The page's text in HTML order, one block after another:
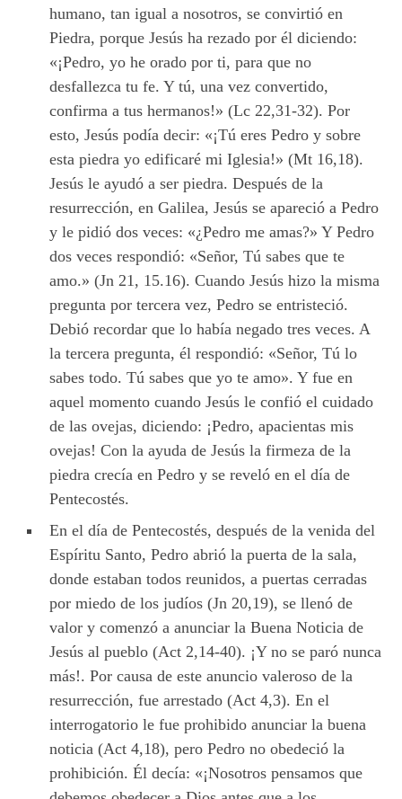
humano, tan igual a nosotros, se convirtió en
Piedra, porque Jesús ha rezado por él diciendo:
«¡Pedro, yo he orado por ti, para que no
desfallezca tu fe. Y tú, una vez convertido,
confirma a tus hermanos!» (Lc 22,31-32). Por
esto, Jesús podía decir: «¡Tú eres Pedro y sobre
esta piedra yo edificaré mi Iglesia!» (Mt 16,18).
Jesús le ayudó a ser piedra. Después de la
resurrección, en Galilea, Jesús se apareció a Pedro
y le pidió dos veces: «¿Pedro me amas?» Y Pedro
dos veces respondió: «Señor, Tú sabes que te
amo.» (Jn 21, 15.16). Cuando Jesús hizo la misma
pregunta por tercera vez, Pedro se entristeció.
Debió recordar que lo había negado tres veces. A
la tercera pregunta, él respondió: «Señor, Tú lo
sabes todo. Tú sabes que yo te amo». Y fue en
aquel momento cuando Jesús le confió el cuidado
de las ovejas, diciendo: ¡Pedro, apacientas mis
ovejas! Con la ayuda de Jesús la firmeza de la
piedra crecía en Pedro y se reveló en el día de
Pentecostés.
En el día de Pentecostés, después de la venida del
Espíritu Santo, Pedro abrió la puerta de la sala,
donde estaban todos reunidos, a puertas cerradas
por miedo de los judíos (Jn 20,19), se llenó de
valor y comenzó a anunciar la Buena Noticia de
Jesús al pueblo (Act 2,14-40). ¡Y no se paró nunca
más!. Por causa de este anuncio valeroso de la
resurrección, fue arrestado (Act 4,3). En el
interrogatorio le fue prohibido anunciar la buena
noticia (Act 4,18), pero Pedro no obedeció la
prohibición. Él decía: «¡Nosotros pensamos que